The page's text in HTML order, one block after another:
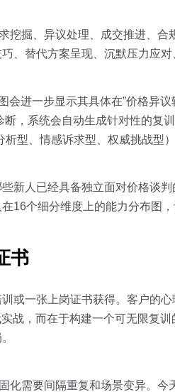
挖掘、异议处理、成交推进、合
、替代方案呈现、沉默压力应对
会进一步显示其具体在”价格
断，系统会自动生成针对性的复
型、情感诉求型、权威挑战型
新人已经具备独立面对价格谈判
16个细分维度上的能力分布图，
书
或一张上岗证书获得。客户的
战，而在于构建一个可无限复
化需要间隔重复和场景变异。